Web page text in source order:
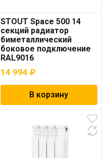
STOUT Space 500 14
секций радиатор
биметаллический
боковое подключение
RAL9016
14 994 ₽
В корзину